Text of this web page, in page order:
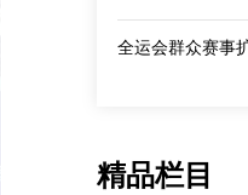
全运会群众赛事
精品栏目